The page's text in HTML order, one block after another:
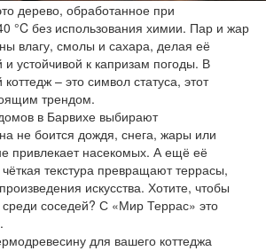
дерево, обработанное при
°C без использования химии. Пар и жар
влагу, смолы и сахара, делая её
устойчивой к капризам погоды. В
– это символ статуса, этот
трендом.
в Барвихе выбирают
не боится дождя, снега, жары или
привлекает насекомых. А ещё её
текстура превращают террасы,
искусства. Хотите, чтобы
соседей? С «Мир Террас» это
для вашего коттеджа